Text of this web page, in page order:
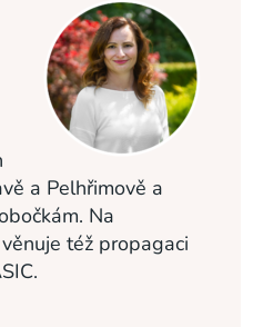
a Pelhřimově a
Na
též propagaci